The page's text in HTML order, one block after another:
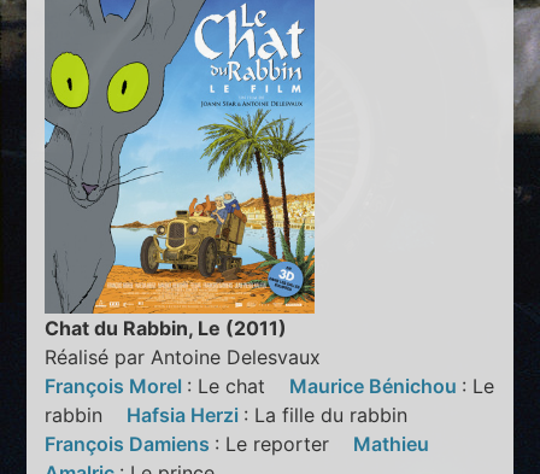
Chat du Rabbin, Le (2011)
Réalisé par Antoine Delesvaux
François Morel : Le chat Maurice Bénichou : Le
rabbin Hafsia Herzi : La fille du rabbin
François Damiens : Le reporter Mathieu